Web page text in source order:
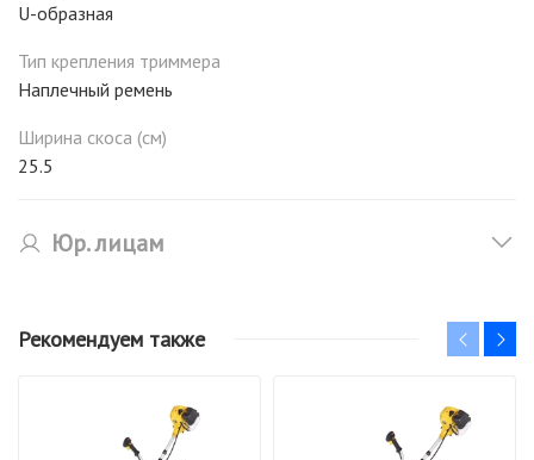
U-образная
Тип крепления триммера
Наплечный ремень
Ширина скоса (см)
25.5
Юр. лицам
Рекомендуем также